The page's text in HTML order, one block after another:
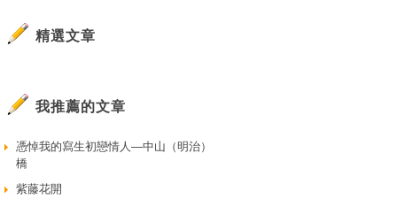
精選文章
我推薦的文章
憑悼我的寫生初戀情人—中山（明治）
橋
紫藤花開